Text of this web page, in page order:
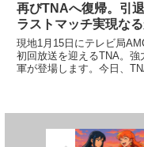
再びTNAへ復帰。引
ラストマッチ実現なる
現地1月15日にテレビ局
初回放送を迎えるTNA。強
軍が登場します。今日、
ンド。2025年...